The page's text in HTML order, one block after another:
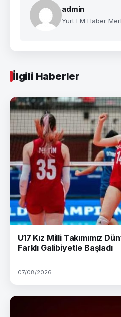
admin
Yurt FM Haber
İlgili Haberler
U17 Kız Milli Takımımız
Farklı Galibiyetle Başladı
07/08/2026